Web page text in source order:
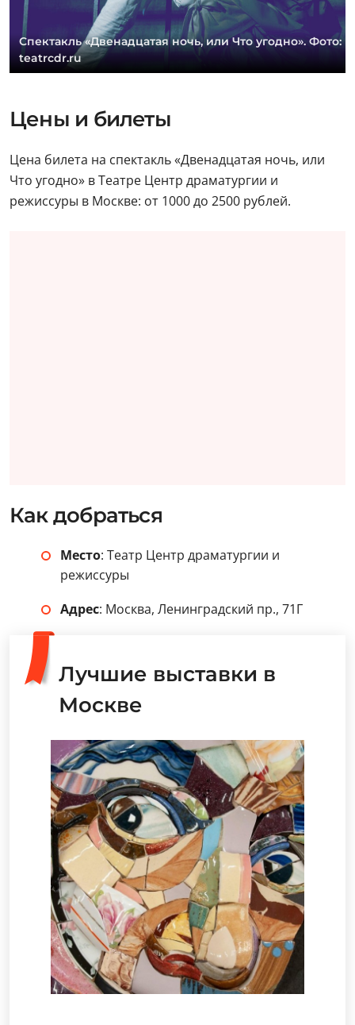
Спектакль «Двенадцатая ночь, или Что угодно». Фото:
teatrcdr.ru
Цены и билеты
Цена билета на спектакль «Двенадцатая ночь, или
Что угодно» в Театре Центр драматургии и
режиссуры в Москве: от 1000 до 2500 рублей.
Как добраться
Место: Театр Центр драматургии и
режиссуры
Адрес: Москва, Ленинградский пр., 71Г
Лучшие выставки в
Москве